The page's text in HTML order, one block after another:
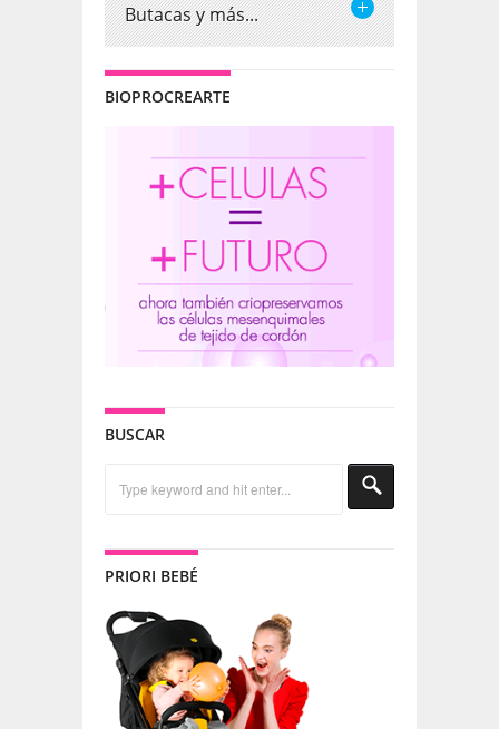
Butacas y más...
BIOPROCREARTE
BUSCAR
PRIORI BEBÉ